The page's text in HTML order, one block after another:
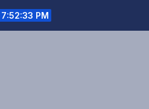
7:52:33 PM